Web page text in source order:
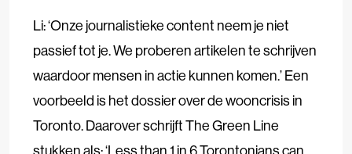
Li: ‘Onze journalistieke content neem je niet
passief tot je. We proberen artikelen te schrijven
waardoor mensen in actie kunnen komen.’ Een
voorbeeld is het dossier over de wooncrisis in
Toronto. Daarover schrijft The Green Line